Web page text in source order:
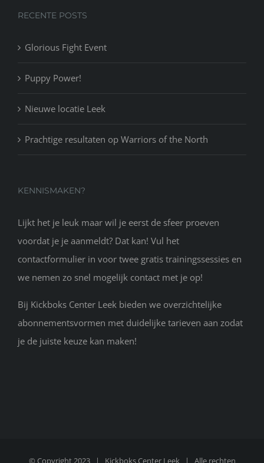
RECENTE POSTS
Glorious Fight Event
Puppy Power!
Nieuwe locatie Leek
Prachtige resultaten op Warriors of the North
KENNISMAKEN?
Lijkt het je leuk maar wil je eerst de sfeer proeven
voordat je je aanmeldt? Dat kan! Vul het
contactformulier in voor twee gratis trainingssessies en
we nemen zo snel mogelijk contact met je op!
Bij Kickboks Center Leek bieden we overzichtelijke
abonnementsvormen met duidelijke tarieven aan zodat
je de juiste keuze kan maken!
© Copyright 2023 | Kickboks Center Leek | Alle rechten